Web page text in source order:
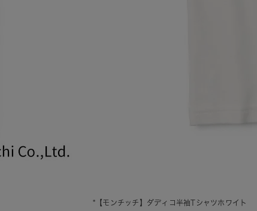
*【モンチッチ】ダディコ半袖Tシャツホワイト